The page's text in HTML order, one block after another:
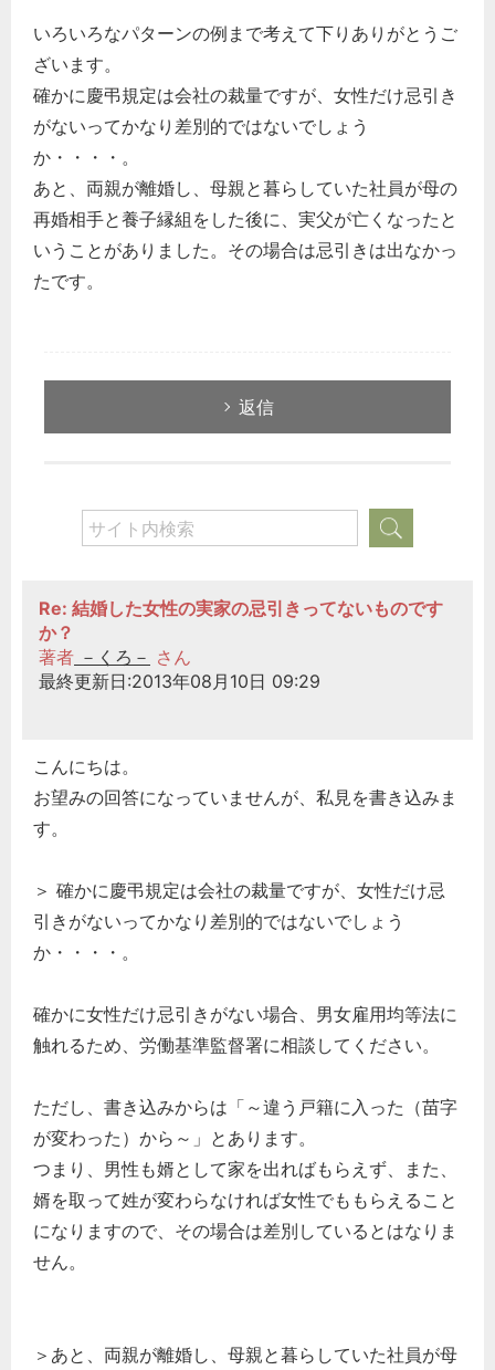
いろいろなパターンの例まで考えて下りありがとうご
ざいます。
確かに慶弔規定は会社の裁量ですが、女性だけ忌引き
がないってかなり差別的ではないでしょう
か・・・・。
あと、両親が離婚し、母親と暮らしていた社員が母の
再婚相手と養子縁組をした後に、実父が亡くなったと
いうことがありました。その場合は忌引きは出なかっ
たです。
返信
Re: 結婚した女性の実家の忌引きってないものです
か？
著者 －くろ－ さん
最終更新日:2013年08月10日 09:29
こんにちは。
お望みの回答になっていませんが、私見を書き込みま
す。
＞ 確かに慶弔規定は会社の裁量ですが、女性だけ忌
引きがないってかなり差別的ではないでしょう
か・・・・。
確かに女性だけ忌引きがない場合、男女雇用均等法に
触れるため、労働基準監督署に相談してください。
ただし、書き込みからは「～違う戸籍に入った（苗字
が変わった）から～」とあります。
つまり、男性も婿として家を出ればもらえず、また、
婿を取って姓が変わらなければ女性でももらえること
になりますので、その場合は差別しているとはなりま
せん。
＞あと、両親が離婚し、母親と暮らしていた社員が母
どのカテゴリーに投稿しますか？
選択してください
企業法務